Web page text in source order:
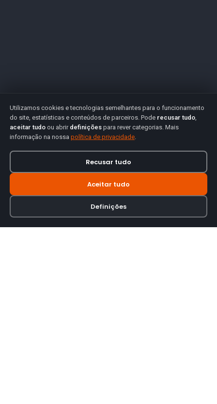
Utilizamos cookies e tecnologias semelhantes para o funcionamento
do site, estatísticas e conteúdos de parceiros. Pode recusar tudo,
aceitar tudo ou abrir definições para rever categorias. Mais
informação na nossa política de privacidade.
Recusar tudo
Aceitar tudo
Definições